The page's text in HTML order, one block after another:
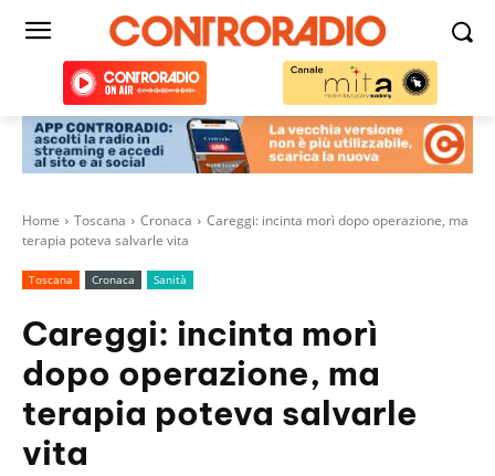
Home Toscana Cronaca
Careggi: incinta morì dopo operazione, ma
terapia poteva salvarle vita
Toscana Cronaca Sanità
Careggi: incinta morì
dopo operazione, ma
terapia poteva salvarle
vita